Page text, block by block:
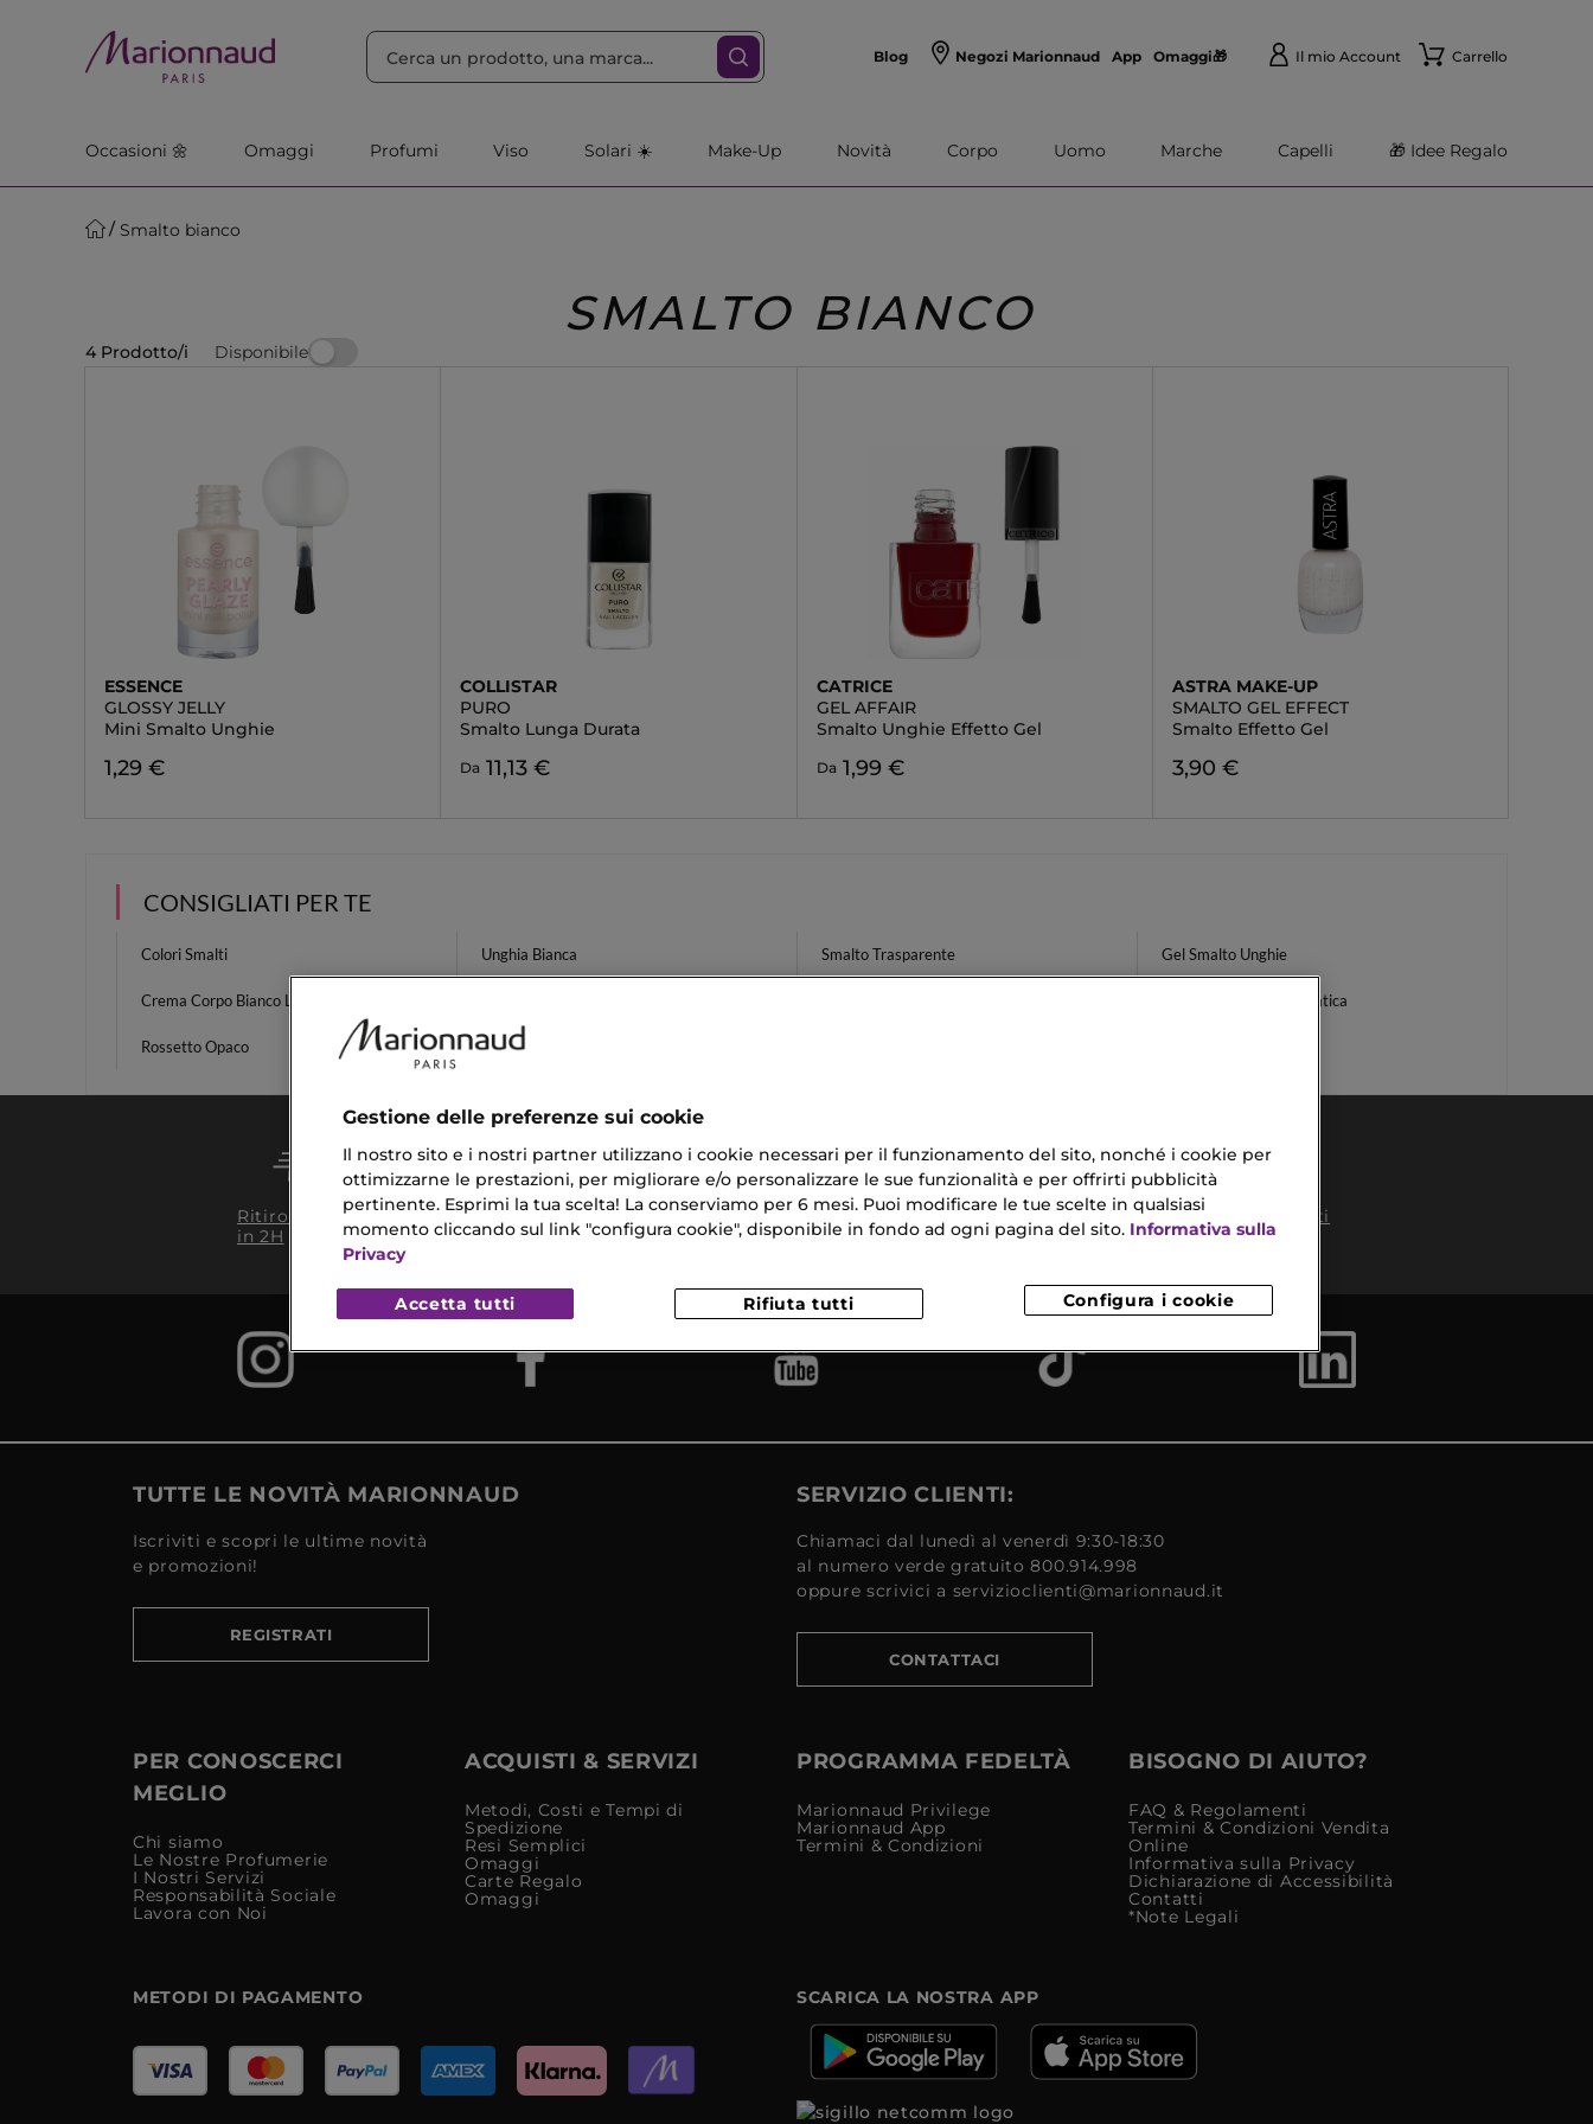
Blog Negozi Marionnaud App Omaggi🎁 Il mio Account Carrello
Occasioni 🌼 Omaggi Profumi Viso Solari ☀️ Make-Up Novità Corpo Uomo Marche Capelli 🎁 Idee Regalo
Smalto bianco
SMALTO BIANCO
4 Prodotto/i Disponibile
ESSENCE
GLOSSY JELLY
Mini Smalto Unghie
1,29 €
COLLISTAR
PURO
Smalto Lunga Durata
Da 11,13 €
CATRICE
GEL AFFAIR
Smalto Unghie Effetto Gel
Da 1,99 €
ASTRA MAKE-UP
SMALTO GEL EFFECT
Smalto Effetto Gel
3,90 €
CONSIGLIATI PER TE
Colori Smalti Unghia Bianca Smalto Trasparente Gel Smalto Unghie
Crema Corpo Bianco Latte Maschera Centella Asiatica
Rossetto Opaco Spray Eau De Toilette
Ritiro in negozio
in 2H
Consegna Gratuita
da 35€​ in 24/48H
Campioni
Omaggio
Reso
Gratuito
Pagamenti
Sicuri
TUTTE LE NOVITÀ MARIONNAUD
Iscriviti e scopri le ultime novità
e promozioni!
REGISTRATI
SERVIZIO CLIENTI:
Chiamaci dal lunedì al venerdì 9:30-18:30
al numero verde gratuito 800.914.998
oppure scrivici a servizioclienti@marionnaud.it
CONTATTACI
PER CONOSCERCI
MEGLIO
Chi siamo
Le Nostre Profumerie
I Nostri Servizi
Responsabilità Sociale
Lavora con Noi
ACQUISTI & SERVIZI
Metodi, Costi e Tempi di
Spedizione
Resi Semplici
Omaggi
Carte Regalo
Omaggi
PROGRAMMA FEDELTÀ
Marionnaud Privilege
Marionnaud App
Termini & Condizioni
BISOGNO DI AIUTO?
FAQ & Regolamenti
Termini & Condizioni Vendita
Online
Informativa sulla Privacy
Dichiarazione di Accessibilità
Contatti
*Note Legali
METODI DI PAGAMENTO SCARICA LA NOSTRA APP
Gestione delle preferenze sui cookie
Il nostro sito e i nostri partner utilizzano i cookie necessari per il funzionamento del sito, nonché i cookie per
ottimizzarne le prestazioni, per migliorare e/o personalizzare le sue funzionalità e per offrirti pubblicità
pertinente. Esprimi la tua scelta! La conserviamo per 6 mesi. Puoi modificare le tue scelte in qualsiasi
momento cliccando sul link "configura cookie", disponibile in fondo ad ogni pagina del sito. Informativa sulla
Privacy
Configura i cookie
Rifiuta tutti
Accetta tutti